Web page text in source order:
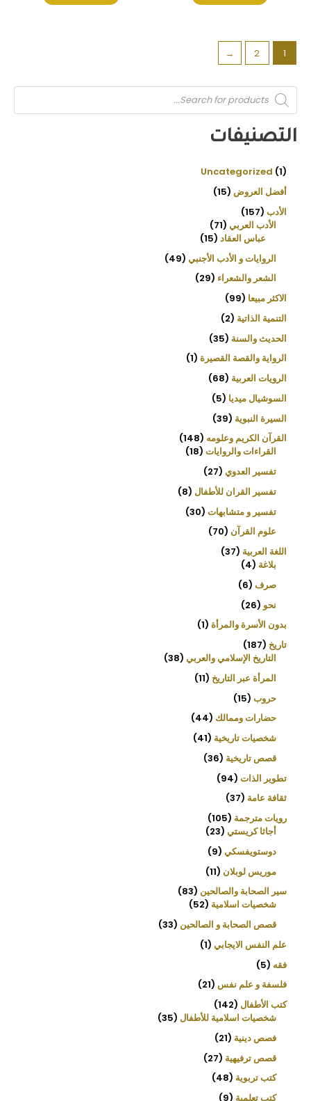
P
d
u
tالتصنيفات
Uncategorized 1
أفضل العروض 15
الأدب 157
الأدب العربي 71
عباس العقاد 15
الروايات و الأدب الأجنبي 49
الشعر والشعراء 29
الاكثر مبيعا 99
التنمية الذاتية 2
الحديث والسنة 35
الرواية والقصة القصيرة 1
الرويات العربية 68
السوشيال ميديا 5
السيرة النبوية 39
القرآن الكريم وعلومه 148
القراءات والروايات 18
تفسير العدوي 27
تفسير القران للأطفال 8
تفسير و متشابهات 30
علوم القرآن 70
اللغة العربية 37
بلاغة 4
صرف 6
نحو 26
بدون الأسرة والمرأة 1
تاريخ 187
التاريخ الإسلامي والعربي 38
المرأة عبر التاريخ 11
حروب 15
حضارات وممالك 44
شخصيات تاريخية 41
قصص تاريخية 36
تطوير الذات 94
ثقافة عامة 37
رويات مترجمة 105
أجاثا كريستي 23
دوستويفسكي 9
موريس لوبلان 11
سير الصحابة والصالحين 83
شخصيات اسلامية 52
قصص الصحابة و الصالحين 33
علم النفس الايجابي 1
فقه 5
فلسفة و علم نفس 21
كتب الأطفال 142
شخصيات اسلامية للأطفال 35
فصص دينية 21
قصص ترفيهية 27
كتب تربوية 48
كتب تعلمية 9
1
2
←